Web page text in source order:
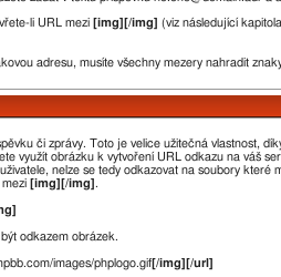
li URL mezi [img][/img] (viz následující
adresu, musíte všechny mezery nahradit
či zprávy. Toto je velice užitečná vlastnost,
využít obrázku k vytvoření URL odkazu na váš
nelze se tedy odkazovat na soubory
[img][/img] .
odkazem obrázek.
images/phplogo.gif[/img][/url]